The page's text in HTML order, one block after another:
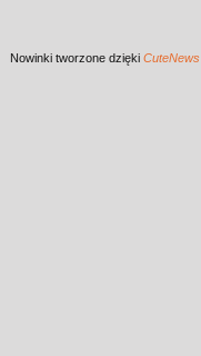
Nowinki tworzone dzięki CuteNews